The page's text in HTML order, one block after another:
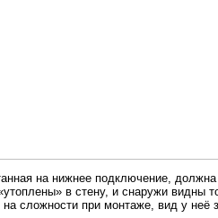
на нижнее подключение, должна
в стену, и снаружи видны
сложности при монтаже, вид у неё